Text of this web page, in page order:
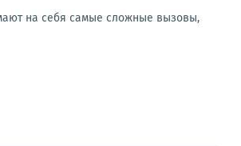
на себя самые сложные вызовы,